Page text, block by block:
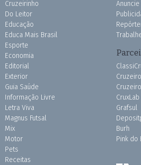
Cruzeirinho
Do Leitor
Educação
Educa Mais Brasil
Esporte
Economia
Editorial
Exterior
Guia Saúde
Informação Livre
Letra Viva
Magnus Futsal
Mix
Motor
Pets
Receitas
CruxLab
Grafsul
Burh
Pink do